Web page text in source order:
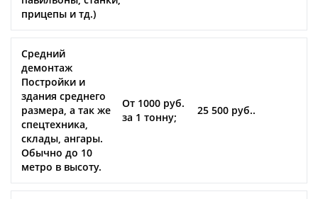
прицепы и тд.)
Средний
демонтаж
Постройки и
здания среднего
размера, а так же
спецтехника,
склады, ангары.
Обычно до 10
метро в высоту.
От 1000 руб.
за 1 тонну;
25 500 руб..